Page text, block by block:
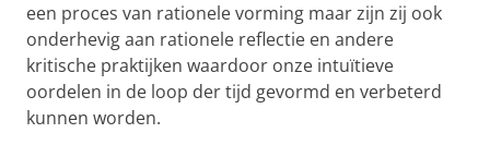
een proces van rationele vorming maar zijn zij ook
onderhevig aan rationele reflectie en andere
kritische praktijken waardoor onze intuïtieve
oordelen in de loop der tijd gevormd en verbeterd
kunnen worden.